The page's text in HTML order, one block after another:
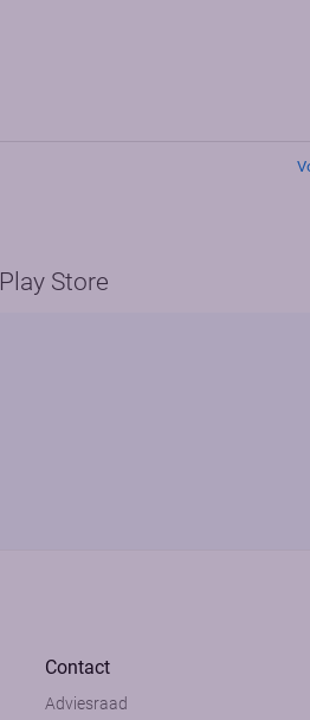
Store
Contact
Adviesraad